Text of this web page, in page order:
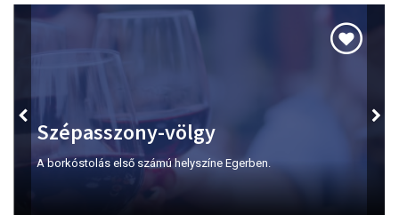
Szépasszony-völgy
A borkóstolás első számú helyszíne Egerben.